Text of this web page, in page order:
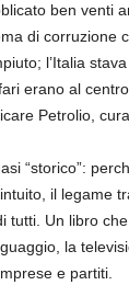
ben venti
di corruzione
l’Italia
erano al
Petrolio,
“storico”:
il legame
tutti. Un libro
la
e partiti.